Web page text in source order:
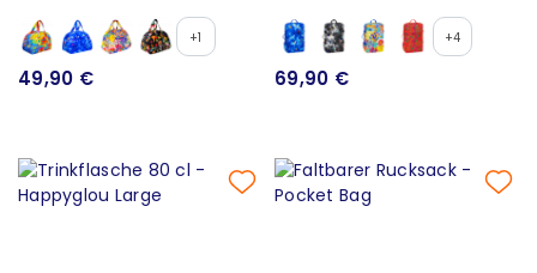
+1
49,90 €
+4
69,90 €